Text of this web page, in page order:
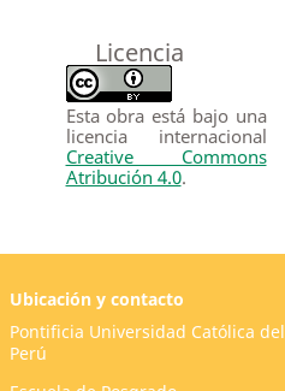
Licencia
Esta obra está bajo una
licencia internacional
Creative Commons
Atribución 4.0.
Ubicación y contacto
Pontificia Universidad Católica del
Perú